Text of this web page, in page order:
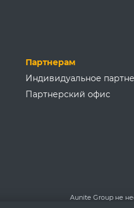
Партнерам
Индивидуальное
Партнерский офис
Aunite Group не